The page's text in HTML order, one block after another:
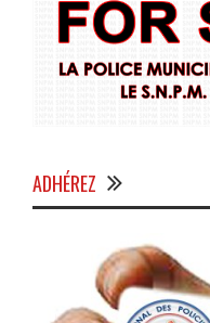
ADHÉREZ